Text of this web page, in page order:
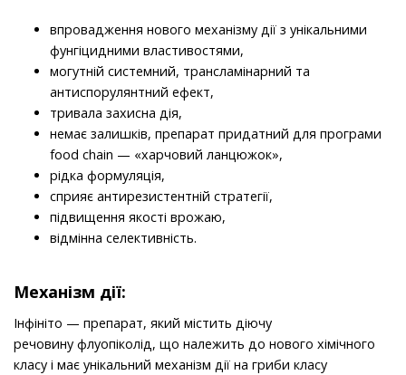
впровадження нового механізму дії з унікальними
фунгіцидними властивостями,
могутній системний, трансламінарний та
антиспорулянтний ефект,
тривала захисна дія,
немає залишків, препарат придатний для програми
food chain — «харчовий ланцюжок»,
рідка формуляція,
сприяє антирезистентній стратегії,
підвищення якості врожаю,
відмінна селективність.
Механізм дії:
Інфініто — препарат, який містить діючу
речовину флуопіколід, що належить до нового хімічного
класу і має унікальний механізм дії на гриби класу